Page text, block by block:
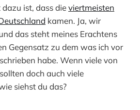
dazu ist, dass dieviertmeisten
kamen. Ja, wir
das steht meines Erachtens
Gegensatz zu dem was ich vor
habe. Wenn viele von
doch auch viele
siehst du das?